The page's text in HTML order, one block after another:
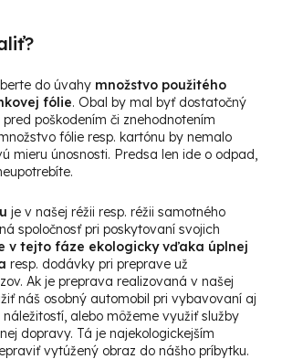
do úvahy množstvo použitého
fólie. Obal by mal byť dostatočný
poškodením či znehodnotením
fólie resp. kartónu by nemalo
mieru únosnosti. Predsa len ide o odpad,
je v našej réžii resp. réžii samotného
spoločnosť pri poskytovaní svojich
v tejto fáze ekologicky vďaka úplnej
resp. dodávky pri preprave už
Ak je preprava realizovaná v našej
náš osobný automobil pri vybavovaní aj
alebo môžeme využiť služby
dopravy. Tá je najekologickejším
vytúžený obraz do nášho príbytku.